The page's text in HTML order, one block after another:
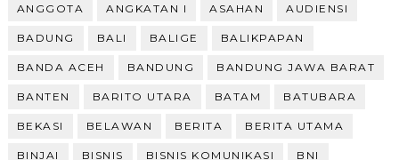
ANGGOTA ANGKATAN I ASAHAN AUDIENSI
BADUNG BALI BALIGE BALIKPAPAN
BANDA ACEH BANDUNG BANDUNG JAWA BARAT
BANTEN BARITO UTARA BATAM BATUBARA
BEKASI BELAWAN BERITA BERITA UTAMA
BINJAI BISNIS BISNIS KOMUNIKASI BNI